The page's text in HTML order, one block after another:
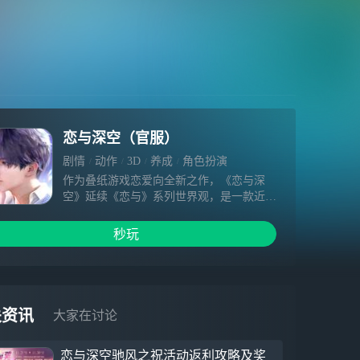
恋与深空（官服）
剧情 动作 3D 养成
角色扮演
作为叠纸游戏恋爱向全新之作，《恋与深
空》延续《恋与》系列世界观，是一款近未
的第一人称视角演出、丰富恋爱互动、多感
官玩法设置提供高拟真恋爱体验， 让爱触
的重要时刻都能身临其境，更近距离感受他
的呼吸与真实，打破现实与虚拟的界限，获
验】 3D实时渲染让你体验独具魅力的真实
秒玩
讯 大家在讨论
恋与深空驰风之祝活动返利攻略及奖